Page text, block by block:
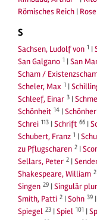
Römisches Reich |
S
Sachsen, Ludolf von 1 |
San Galgano 1 |San
Scham /
Scheler, Max 1 |
Schleef, Einar 3 |
Schönheit 14 |
Schrei 113 |Schrift 66 |
Schubert, Franz 1 |
zu Pflugscharen 2 |
Sellars, Peter 2 |
Shakespeare, William 2
Singen 29 |Singulär
Smith, Patti 2 |Sohn 39 |
Spiegel 23 |Spiel 101 |